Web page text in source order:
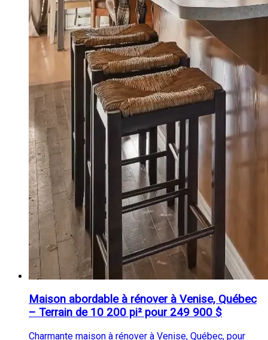
Maison abordable à rénover à Venise, Québec
– Terrain de 10 200 pi² pour 249 900 $
Charmante maison à rénover à Venise, Québec, pour